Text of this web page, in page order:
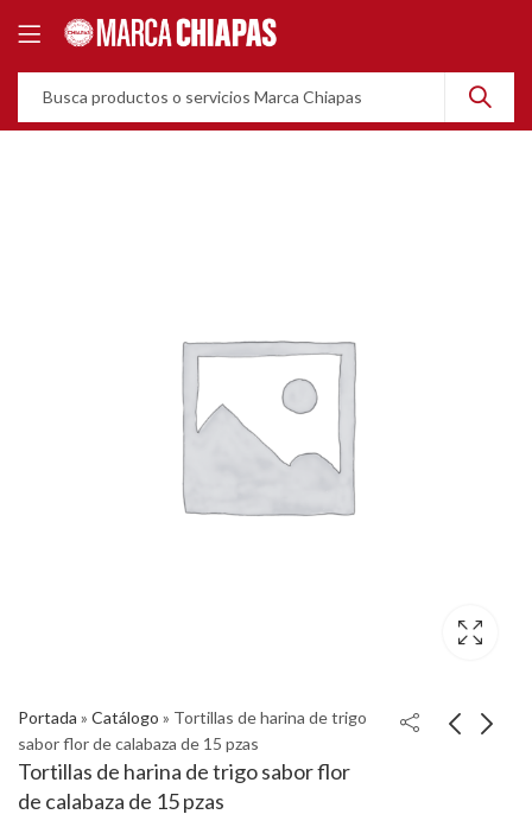
Portada » Catálogo » Tortillas de harina de trigo
sabor flor de calabaza de 15 pzas
Tortillas de harina de trigo sabor flor
de calabaza de 15 pzas